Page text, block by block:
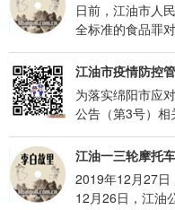
日前，江油市人
全标准的食品罪
江油市疫情防控
为落实绵阳市应
公告（第3号）
江油一三轮摩托
2019年12月27日
12月26日，江油